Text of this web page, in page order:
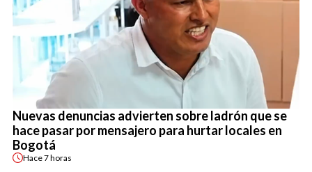
Nuevas denuncias advierten sobre ladrón que se
hace pasar por mensajero para hurtar locales en
Bogotá
Hace7 horas